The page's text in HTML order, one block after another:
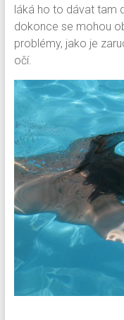
láká ho to dávat tam
dokonce se mohou
problémy, jako je
očí.